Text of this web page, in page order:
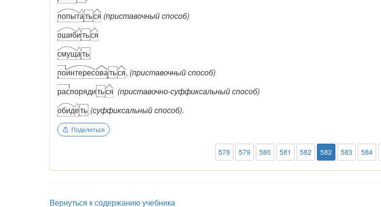
попытаться (приставочный способ)
ошибиться
смущать
поинтересоваться, (приставочный способ)
распорядиться (приставочно-суффиксальный способ)
обидеть (суффиксальный способ).
Поделиться
578 579 580 581 582 582 583 584
Вернуться к содержанию учебника